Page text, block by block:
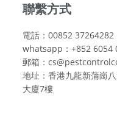
聯繫方式
電話：00852 37264282
whatsapp：+852 6054
郵箱：
地址：香港九龍新蒲崗
大廈7樓